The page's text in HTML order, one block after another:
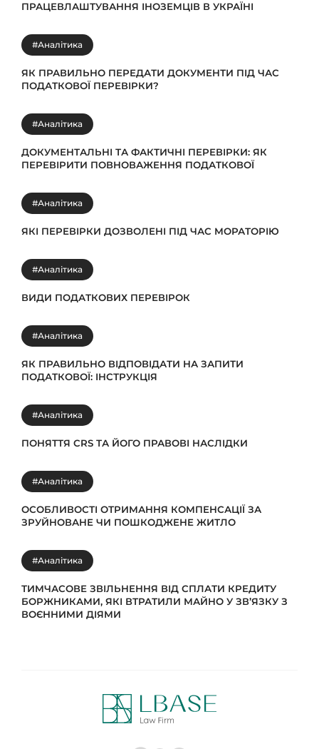
ПРАЦЕВЛАШТУВАННЯ ІНОЗЕМЦІВ В УКРАЇНІ
#Аналітика
ЯК ПРАВИЛЬНО ПЕРЕДАТИ ДОКУМЕНТИ ПІД ЧАС
ПОДАТКОВОЇ ПЕРЕВІРКИ?
#Аналітика
ДОКУМЕНТАЛЬНІ ТА ФАКТИЧНІ ПЕРЕВІРКИ: ЯК
ПЕРЕВІРИТИ ПОВНОВАЖЕННЯ ПОДАТКОВОЇ
#Аналітика
ЯКІ ПЕРЕВІРКИ ДОЗВОЛЕНІ ПІД ЧАС МОРАТОРІЮ
#Аналітика
ВИДИ ПОДАТКОВИХ ПЕРЕВІРОК
#Аналітика
ЯК ПРАВИЛЬНО ВІДПОВІДАТИ НА ЗАПИТИ
ПОДАТКОВОЇ: ІНСТРУКЦІЯ
#Аналітика
ПОНЯТТЯ CRS ТА ЙОГО ПРАВОВІ НАСЛІДКИ
#Аналітика
ОСОБЛИВОСТІ ОТРИМАННЯ КОМПЕНСАЦІЇ ЗА
ЗРУЙНОВАНЕ ЧИ ПОШКОДЖЕНЕ ЖИТЛО
#Аналітика
ТИМЧАСОВЕ ЗВІЛЬНЕННЯ ВІД СПЛАТИ КРЕДИТУ
БОРЖНИКАМИ, ЯКІ ВТРАТИЛИ МАЙНО У ЗВ’ЯЗКУ З
ВОЄННИМИ ДІЯМИ